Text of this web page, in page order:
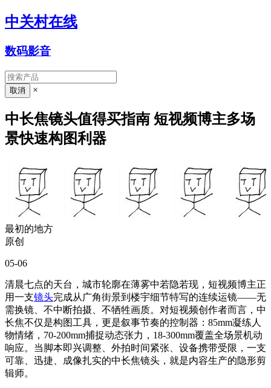
中关村在线
数码影音
×
中长焦镜头值得买指南 短视频博主多场
景快速构图利器
最初的地方
原创
05-06
清晨七点的天台，城市轮廓在薄雾中若隐若现，短视频博主正
用一支镜头完成从广角街景到楼宇细节特写的连续运镜——无
需换镜、不中断拍摄、不牺牲画质。对短视频创作者而言，中
长焦不仅是构图工具，更是叙事节奏的控制器：85mm凝练人
物情绪，70-200mm捕捉动态张力，18-300mm覆盖全场景机动
响应。当脚本即兴调整、外拍时间紧张、设备携带受限，一支
可靠、迅捷、成像扎实的中长焦镜头，就是内容生产的隐形剪
辑师。